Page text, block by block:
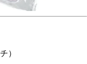
）